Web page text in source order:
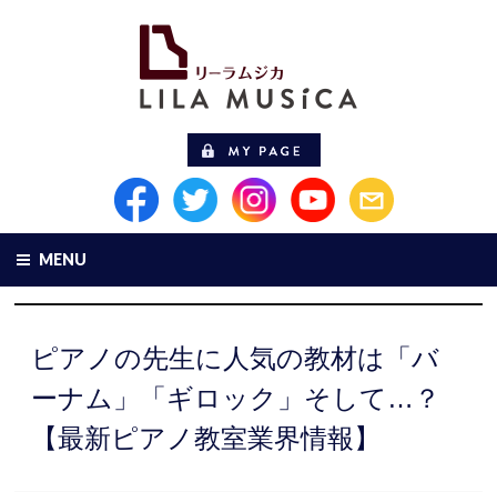
MENU
ピアノの先生に人気の教材は「バ
ーナム」「ギロック」そして…？
【最新ピアノ教室業界情報】